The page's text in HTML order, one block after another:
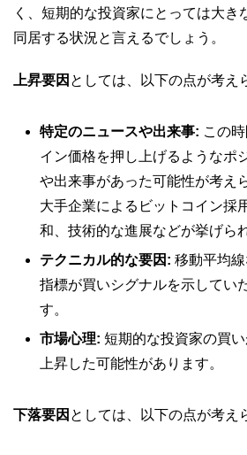
く、短期的な投資家にとっては大き
同居する状況と言えるでしょう。
上昇要因 としては、以下の点が考え
特定のニュースや出来事: この
イン価格を押し上げるようなポ
や出来事があった可能性が考え
大手企業によるビットコイン採
和、技術的な進展などが挙げら
テクニカル的な要因: 移動平均
指標が買いシグナルを示してい
す。
市場心理: 短期的な投資家の買
上昇した可能性があります。
下落要因 としては、以下の点が考え